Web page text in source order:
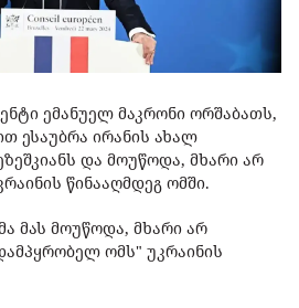
ემანუელ მაკრონი ორშაბათს,
ესაუბრა ირანის ახალ
და მოუწოდა, მხარი არ
წინააღმდეგ ომში.
მას მოუწოდა, მხარი არ
ომს" უკრაინის